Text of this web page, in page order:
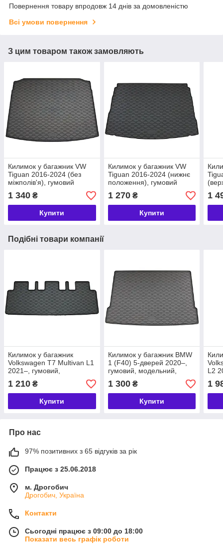
Повернення товару впродовж 14 днів за домовленістю
Всі умови повернення
З цим товаром також замовляють
Килимок у багажник VW
Tiguan 2016-2024 (без
міжполів'я), гумовий
Rigum Чехія (437249)
1 340 ₴
Купити
Килимок у багажник VW
Tiguan 2016-2024 (нижнє
положення), гумовий
Rigum Чехія (437188)
1 270₴
Купити
1
Подібні товари компанії
Килимок у багажник
Volkswagen T7 Multivan L1
2021–, гумовий,
модельний, Rigum Чехія
(437331)
1 210 ₴
Купити
Килимок у багажник BMW
1 (F40) 5-дверей 2020–,
гумовий, модельний,
1 300₴
Купити
L2
1
Про нас
97% позитивних з 65 відгуків за рік
Працює з 25.06.2018
м. Дрогобич
Дрогобич, Україна
Контакти
Сьогодні працює з 09:00 до 18:00
Показати весь графік роботи